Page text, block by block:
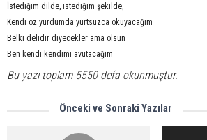
İstediğim dilde, istediğim şekilde,
Kendi öz yurdumda yurtsuzca okuyacağım
Belki delidir diyecekler ama olsun
Ben kendi kendimi avutacağım
Bu yazı toplam 5550 defa okunmuştur.
Önceki ve Sonraki Yazılar